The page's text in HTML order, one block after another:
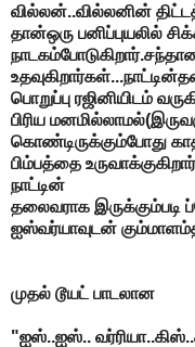
வில்லன்..வில்லனின்
தான்ஒரு பனிப்புயலில்
பொறுப்பு ரஜினியிடம்
பிரிய
கொண்டிருக்கும்போது
பிம்பத்தை
நாட்டின்
தலைவராக இருக்கும்படி
ஐஸ்வர்யாவுடன்
முதல் டூயட் பாடலான
"ஐஸ்..ஐஸ்..